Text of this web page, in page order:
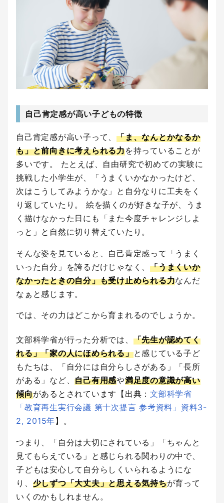
自己肯定感が高い子どもの特徴
自己肯定感が高い子って、 「ま、なんとかなるか
も」と前向きに考えられる力を持っていることが
多いです。 たとえば、自由研究で初めての実験に
挑戦した小学生が、「うまくいかなかったけど、
次はこうしてみようかな」と自分なりに工夫をく
り返していたり。 絵を描くのが好きな子が、うま
く描けなかった日にも「また今度チャレンジしよ
っと」と自然に切り替えていたり。
そんな姿を見ていると、自己肯定感って「うまく
いった自分」を誇るだけじゃなく、 「うまくいか
なかったときの自分」も受け止められる力なんだ
なぁと感じます。
では、その力はどこから育まれるのでしょうか。
文部科学省が行った分析では、 「先生が認めてく
れる」「家の人にほめられる」と感じている子ど
もたちは、「自分には自分らしさがある」「長所
がある」など、自己有用感や満足度の意識が高い
傾向があるとされています【出典： 文部科学省
「教育再生実行会議 第十次提言 参考資料」資料3-
2, 2015年】。
つまり、「自分は大切にされている」「ちゃんと
見てもらえている」と感じられる関わりの中で、
子どもは安心して自分らしくいられるようにな
り、 少しずつ「大丈夫」と思える気持ちが育って
いくのかもしれません。